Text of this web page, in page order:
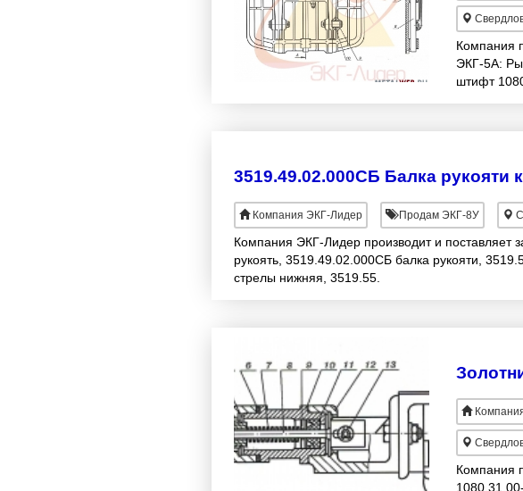
Компания
ЭКГ-5А:
штифт
3519.49.02.000СБ Балка рукояти
Компания ЭКГ-Лидер Продам ЭКГ-8У
Компания ЭКГ-Лидер производит и поставляет
рукоять, 3519.49.02.000СБ балка рукояти,
стрелы нижняя, 3519.55.
Компания